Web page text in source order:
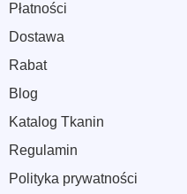
Płatności
Dostawa
Rabat
Blog
Katalog Tkanin
Regulamin
Polityka prywatności